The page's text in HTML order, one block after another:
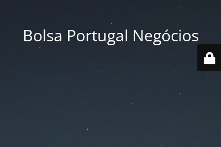
Bolsa Portugal Negócios